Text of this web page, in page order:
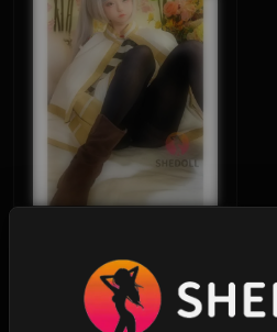
｜アニメ巨乳同棲人形
$1,199.00$499.00